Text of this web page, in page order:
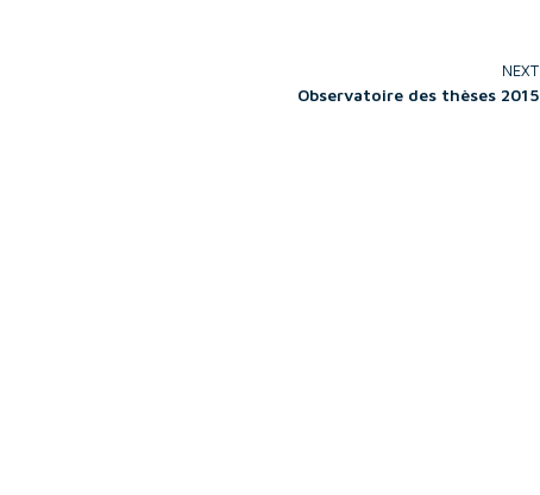
NEXT
Observatoire des thèses 2015